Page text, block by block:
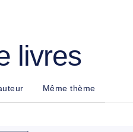
livres
Même thème